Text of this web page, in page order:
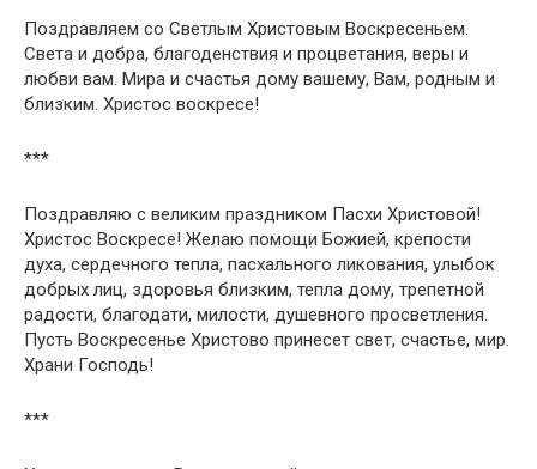
Поздравляем со Светлым Христовым Воскресеньем.
Света и добра, благоденствия и процветания, веры и
любви вам. Мира и счастья дому вашему, Вам, родным и
близким. Христос воскресе!
***
Поздравляю с великим праздником Пасхи Христовой!
Христос Воскресе! Желаю помощи Божией, крепости
духа, сердечного тепла, пасхального ликования, улыбок
добрых лиц, здоровья близким, тепла дому, трепетной
радости, благодати, милости, душевного просветления.
Пусть Воскресенье Христово принесет свет, счастье, мир.
Храни Господь!
***